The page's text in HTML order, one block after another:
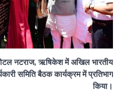
नटराज, ऋषिकेश में अखिल भारतीय
समिति बैठक कार्यक्रम में प्रतिभाग
किया।